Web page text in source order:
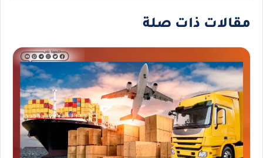
مقالات ذات صلة